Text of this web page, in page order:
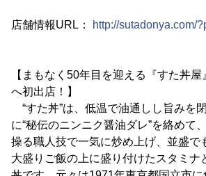
店舗情報URL： http://sutadonya.com/
【まもなく50年目を迎える『すた丼
へ初出店！】
“すた丼”は、低温で油通しし旨みを
に“秘伝のニンニク醤油ダレ”を絡めて
操る職人技で一気に炒め上げ、並盛で
大盛りご飯の上に盛り付けたスタミナ